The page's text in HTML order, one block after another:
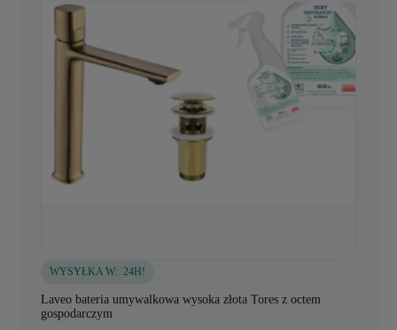
WYSYŁKA W: 24H!
Laveo bateria umywalkowa wysoka złota Tores z octem
gospodarczym